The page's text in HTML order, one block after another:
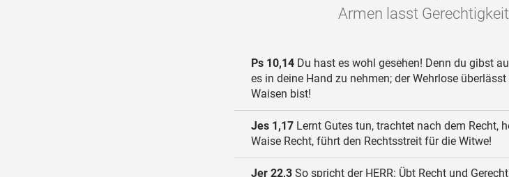
Armen lasst
Ps 10,14 Du hast es wohl gesehen! Denn du gibst
es in deine Hand zu nehmen; der Wehrlose
Waisen bist!
Jes 1,17 Lernt Gutes tun, trachtet nach dem Recht,
Waise Recht, führt den Rechtsstreit für die Witwe!
Jer 22,3 So spricht der HERR: Übt Recht und